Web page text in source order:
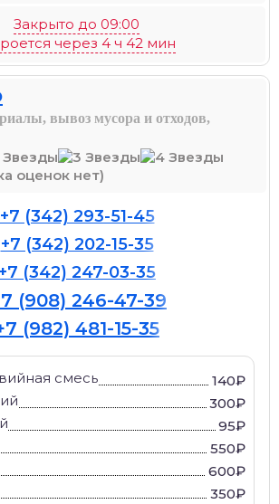
Закрыто до 09:00
через 4 ч 42 мин
вывоз мусора и отходов,
оценок нет)
+7 (342) 293-51-45
+7 (342) 202-15-35
+7 (342) 247-03-35
(908) 246-47-39
(982) 481-15-35
смесь
140₽
300₽
95₽
550₽
600₽
350₽